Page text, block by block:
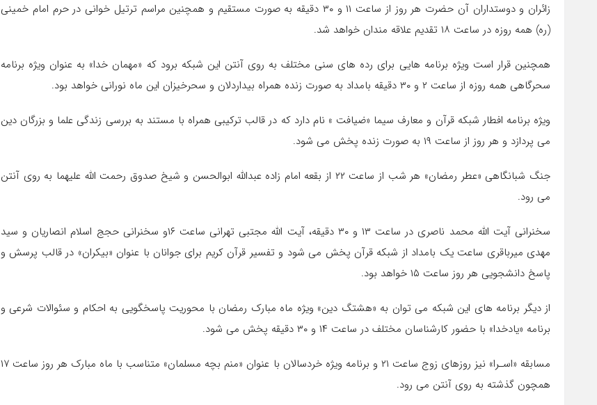
زائران و دوستداران آن حضرت هر روز از ساعت ۱۱ و ۳۰ دقیقه به صورت مستقیم و همچنین مراسم ترتیل خوانی در حرم امام خمینی
(ره) همه روزه در ساعت ۱۸ تقدیم علاقه مندان خواهد شد.
همچنین قرار است ویژه برنامه هایی برای رده های سنی مختلف به روی آنتن این شبکه برود که «مهمان خدا» به عنوان ویژه برنامه
سحرگاهی همه روزه از ساعت ۲ و ۳۰ دقیقه بامداد به صورت زنده همراه بیداردلان و سحرخیزان این ماه نورانی خواهد بود.
ویژه برنامه افطار شبکه قرآن و معارف سیما «ضیافت » نام دارد که در قالب ترکیبی همراه با مستند به بررسی زندگی علما و بزرگان دین
می پردازد و هر روز از ساعت ۱۹ به صورت زنده پخش می شود.
جنگ شبانگاهی «عطر رمضان» هر شب از ساعت ۲۲ از بقعه امام زاده عبدالله ابوالحسن و شیخ صدوق رحمت الله علیهما به روی آنتن
می رود.
سخنرانی آیت الله محمد ناصری در ساعت ۱۳ و ۳۰ دقیقه، آیت الله مجتبی تهرانی ساعت ۱۶و سخنرانی حجج اسلام انصاریان و سید
مهدی میرباقری ساعت یک بامداد از شبکه قرآن پخش می شود و تفسیر قرآن کریم برای جوانان با عنوان «بیکران» در قالب پرسش و
پاسخ دانشجویی هر روز ساعت ۱۵ خواهد بود.
از دیگر برنامه های این شبکه می توان به «هشتگ دین» ویژه ماه مبارک رمضان با محوریت پاسخگویی به احکام و سئوالات شرعی و
برنامه «یادخدا» با حضور کارشناسان مختلف در ساعت ۱۴ و ۳۰ دقیقه پخش می شود.
مسابقه «اسـرا» نیز روزهای زوج ساعت ۲۱ و برنامه ویژه خردسالان با عنوان «منم بچه مسلمان» متناسب با ماه مبارک هر روز ساعت ۱۷
همچون گذشته به روی آنتن می رود.